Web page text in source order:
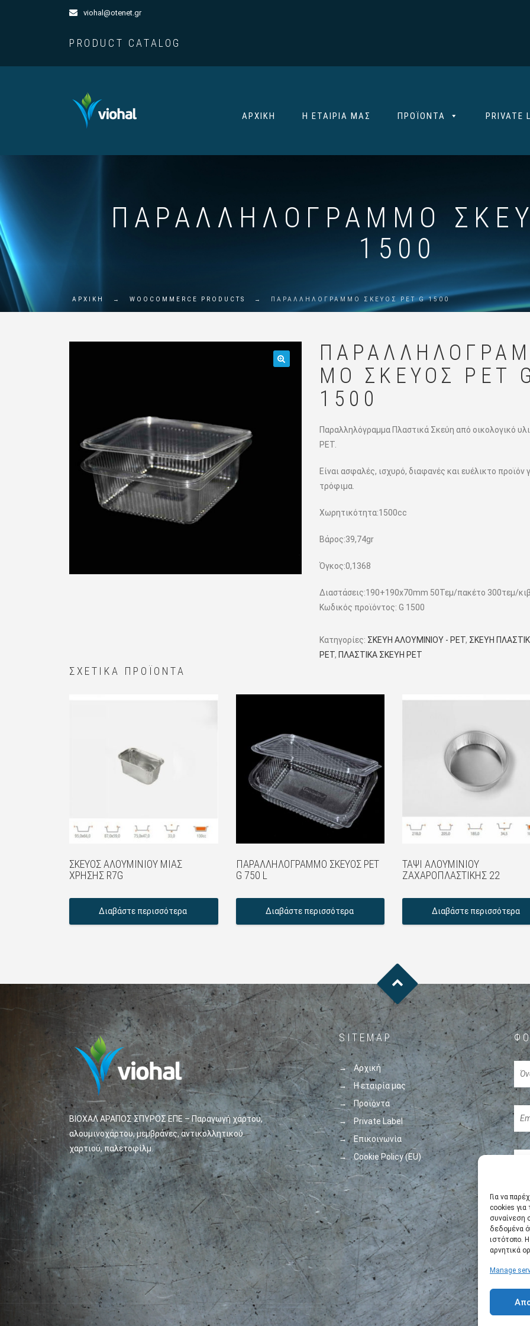
Για να
cookies
συναίνεση
δεδομένα
ιστότοπο.
αρνητικά
Manage
viohal@otenet.gr
PRODUCT CATALOG
ΑΡΧΙΚΉ Η ΕΤΑΙΡΊΑ ΜΑΣ ΠΡΟΪΌΝΤΑ PRIVATE
ΠΑΡΑΛΛΗΛΌΓΡΑΜΜΟ
1500
ΑΡΧΙΚΗ → WOOCOMMERCE PRODUCTS → ΠΑΡΑΛΛΗΛΌΓΡΑΜΜΟ ΣΚΕΎΟΣ PET G 1500
ΠΑΡΑΛΛΗΛΌΓΡΑΜ
ΜΟ ΣΚΕΎΟΣ PET G
1500
Παραλληλόγραμμα Πλαστικά Σκεύη από οικολογικό
ΡΕΤ.
Είναι ασφαλές, ισχυρό, διαφανές και ευέλικτο προϊόν
τρόφιμα.
Χωρητικότητα:1500cc
Βάρος:39,74gr
Όγκος:0,1368
Διαστάσεις:190+190x70mm 50Τεμ/πακέτο 300τεμ/
Κωδικός προϊόντος: G 1500
Κατηγορίες: ΣΚΕΥΗ ΑΛΟΥΜΙΝΙΟΥ - PET, ΣΚΕΥΗ
PET, ΠΛΑΣΤΙΚΑ ΣΚΕΥΗ PET
ΣΧΕΤΙΚΆ ΠΡΟΪΌΝΤΑ
ΣΚΕΎΟΣ ΑΛΟΥΜΙΝΊΟΥ ΜΙΑΣ
ΧΡΉΣΗΣ R7G
Διαβάστε περισσότερα
ΠΑΡΑΛΛΗΛΌΓΡΑΜΜΟ ΣΚΕΎΟΣ PET
G 750 L
Διαβάστε περισσότερα
ΤΑΨΊ ΑΛΟΥΜΙΝΊΟΥ
ΖΑΧΑΡΟΠΛΑΣΤΙΚΉΣ 22
Διαβάστε περισσότερα
ΒΙΟΧΑΛ ΑΡΑΠΟΣ ΣΠΥΡΟΣ ΕΠΕ – Παραγωγή χάρτου,
αλουμινοχάρτου, μεμβράνες, αντικολλητικού
χαρτιού, παλετοφίλμ.
SITEMAP
Αρχική
Η εταιρία μας
Προϊόντα
Private Label
Επικοινωνία
Cookie Policy (EU)